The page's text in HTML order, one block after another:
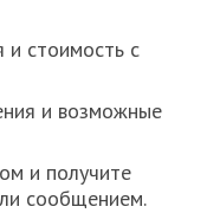
и стоимость с
и возможные
и получите
сообщением.